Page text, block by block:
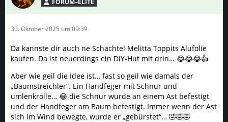
30. Oktober 2025 um 09:39
Da kannste dir auch ne Schachtel Melitta Toppits Alufolie
kaufen. Da ist neuerdings ein DiY-Hut mit drin… 😂😂😂👍
Aber wie geil die Idee ist… fast so geil wie damals der
„Baumstreichler“. Ein Handfeger mit Schnur und
umlenkrolle… 😂 die Schnur wurde an einem Ast befestigt
und der Handfeger am Baum befestigt. Immer wenn der Ast
sich im Wind bewegte, wurde er „gebürstet“… 🤣🤣🤣